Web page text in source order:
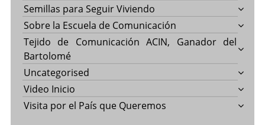
Semillas para Seguir Viviendo
Sobre la Escuela de Comunicación
Tejido de Comunicación ACIN, Ganador del
Bartolomé
Uncategorised
Video Inicio
Visita por el País que Queremos